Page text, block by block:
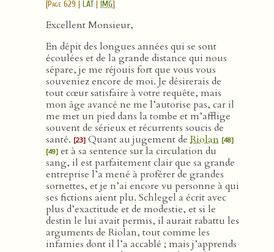
[Page 629 | LAT| IMG]
Excellent Monsieur,
En dépit des longues années qui se sont
écoulées et de la grande distance qui nous
sépare, je me réjouis fort que vous vous
souveniez encore de moi. Je désirerais de
tout cœur satisfaire à votre requête, mais
mon âge avancé ne me l’autorise pas, car il
me met un pied dans la tombe et m’afflige
souvent de sérieux et récurrents soucis de
santé. [23] Quant au jugement de Riolan [48]
[49] et à sa sentence sur la circulation du
sang, il est parfaitement clair que sa grande
entreprise l’a mené à proférer de grandes
sornettes, et je n’ai encore vu personne à qui
ses fictions aient plu. Schlegel a écrit avec
plus d’exactitude et de modestie, et si le
destin le lui avait permis, il aurait rabattu les
arguments de Riolan, tout comme les
infamies dont il l’a accablé ; mais j’apprends